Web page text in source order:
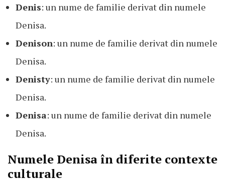
Denis: un nume de familie derivat din numele
Denisa.
Denison: un nume de familie derivat din numele
Denisa.
Denisty: un nume de familie derivat din numele
Denisa.
Denisa: un nume de familie derivat din numele
Denisa.
Numele Denisa în diferite contexte
culturale